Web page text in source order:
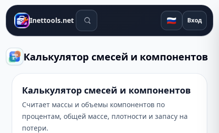
Inettools.net Поиск инструментов 🇷🇺 Вход
Калькулятор смесей и компонентов
Калькулятор смесей и компонентов
Считает массы и объемы компонентов по
процентам, общей массе, плотности и запасу на
потери.